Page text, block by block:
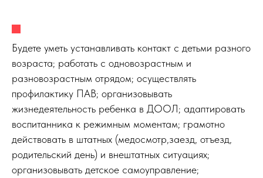
Будете уметь устанавливать контакт с детьми разного
возраста; работать с одновозрастным и
разновозрастным отрядом; осуществлять
профилактику ПАВ; организовывать
жизнедеятельность ребенка в ДООЛ; адаптировать
воспитанника к режимным моментам; грамотно
действовать в штатных (медосмотр,заезд, отъезд,
родительский день) и внештатных ситуациях;
организовывать детское самоуправление;